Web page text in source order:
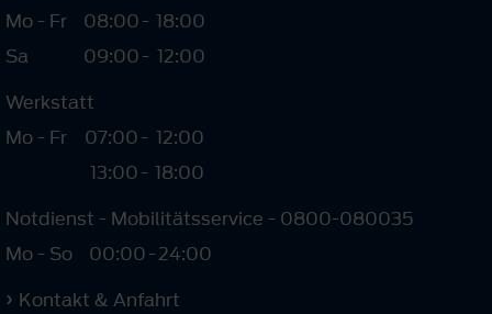
Mo - Fr
08:00- 18:00
Sa
09:00- 12:00
Werkstatt
Mo - Fr
07:00
13:00
-
-
12:00
18:00
Notdienst - Mobilitätsservice - 0800-080035
Mo - So
00:00-24:00
Kontakt & Anfahrt